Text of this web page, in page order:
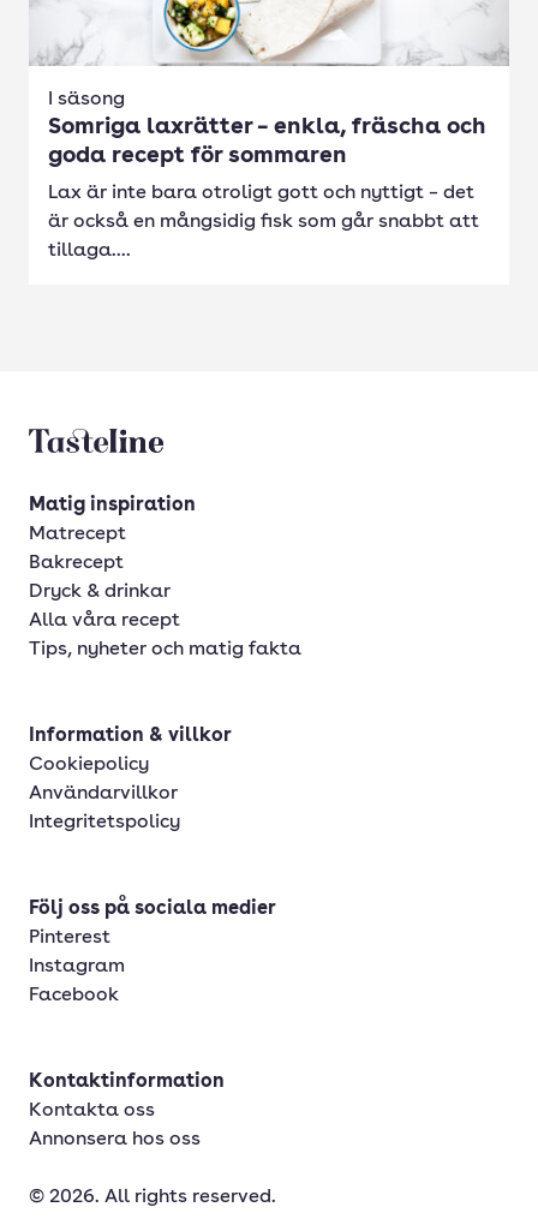
I säsong
Somriga laxrätter – enkla, fräscha och
goda recept för sommaren
Lax är inte bara otroligt gott och nyttigt – det
är också en mångsidig fisk som går snabbt att
tillaga....
Tasteline startsida
Matig inspiration
Matrecept
Bakrecept
Dryck & drinkar
Alla våra recept
Tips, nyheter och matig fakta
Information & villkor
Cookiepolicy
Användarvillkor
Integritetspolicy
Följ oss på sociala medier
Pinterest
Instagram
Facebook
Kontaktinformation
Kontakta oss
Annonsera hos oss
© 2026. All rights reserved.